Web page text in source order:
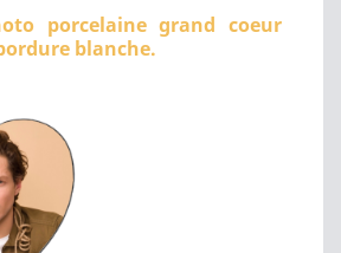
porcelaine grand coeur
blanche.